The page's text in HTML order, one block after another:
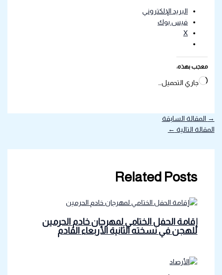
البريد الإلكتروني
فيس بوك
X
معجب بهذه:
جاري التحميل…
→ المقالة السابقة
المقالة التالية ←
Related Posts
إقامة الحفل الختامي لمهرجان خادم الحرمين
للهجن في نسخته الثانية الأربعاء القادم